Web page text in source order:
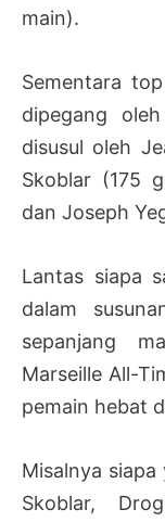
main).
Sementara
dipegang
disusul oleh
Skoblar (175
dan Joseph
Lantas siapa
dalam
sepanjang
Marseille All-
pemain hebat
Misalnya
Skoblar,